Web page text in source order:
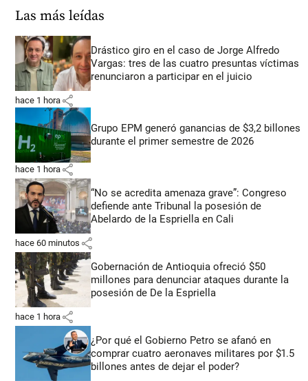
Las más leídas
Drástico giro en el caso de Jorge Alfredo
Vargas: tres de las cuatro presuntas víctimas
renunciaron a participar en el juicio
hace 1 hora share
Grupo EPM generó ganancias de $3,2 billones
durante el primer semestre de 2026
hace 1 hora share
“No se acredita amenaza grave”: Congreso
defiende ante Tribunal la posesión de
Abelardo de la Espriella en Cali
hace 60 minutos share
Gobernación de Antioquia ofreció $50
millones para denunciar ataques durante la
posesión de De la Espriella
hace 1 hora share
¿Por qué el Gobierno Petro se afanó en
comprar cuatro aeronaves militares por $1.5
billones antes de dejar el poder?